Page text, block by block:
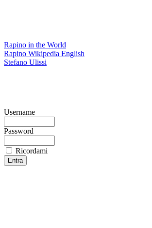
Rapino in the World
Rapino Wikipedia English
Stefano Ulissi
Username
Password
Ricordami